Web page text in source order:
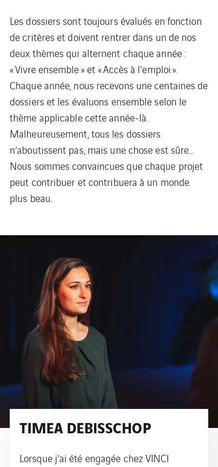
Les dossiers sont toujours évalués en fonction
de critères et doivent rentrer dans un de nos
deux thèmes qui alternent chaque année :
« Vivre ensemble » et « Accès à l’emploi ».
Chaque année, nous recevons une centaines de
dossiers et les évaluons ensemble selon le
thème applicable cette année-là.
Malheureusement, tous les dossiers
n’aboutissent pas, mais une chose est sûre…
Nous sommes convaincues que chaque projet
peut contribuer et contribuera à un monde
plus beau.
TIMEA DEBISSCHOP
Lorsque j’ai été engagée chez VINCI